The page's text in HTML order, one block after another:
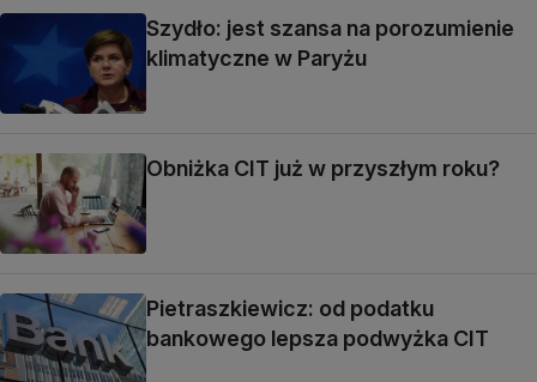
Szydło: jest szansa na porozumienie
klimatyczne w Paryżu
Obniżka CIT już w przyszłym roku?
Pietraszkiewicz: od podatku
bankowego lepsza podwyżka CIT